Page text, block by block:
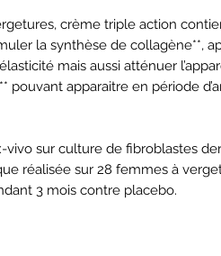
la synthèse de collagène**,
mais aussi atténuer
pouvant apparaitre en période
réalisée sur 28 femmes à
3 mois contre placebo.